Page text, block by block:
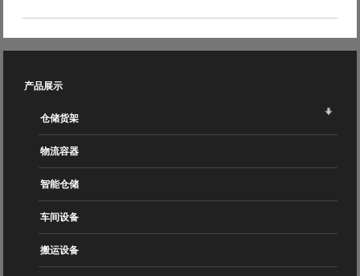
产品展示
仓储货架
物流容器
智能仓储
车间设备
搬运设备